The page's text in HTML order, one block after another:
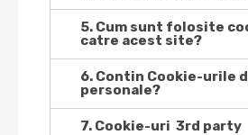
5. Cum sunt folosite
catre acest site?
6. Contin Cookie-urile
personale?
7. Cookie-uri 3rd party